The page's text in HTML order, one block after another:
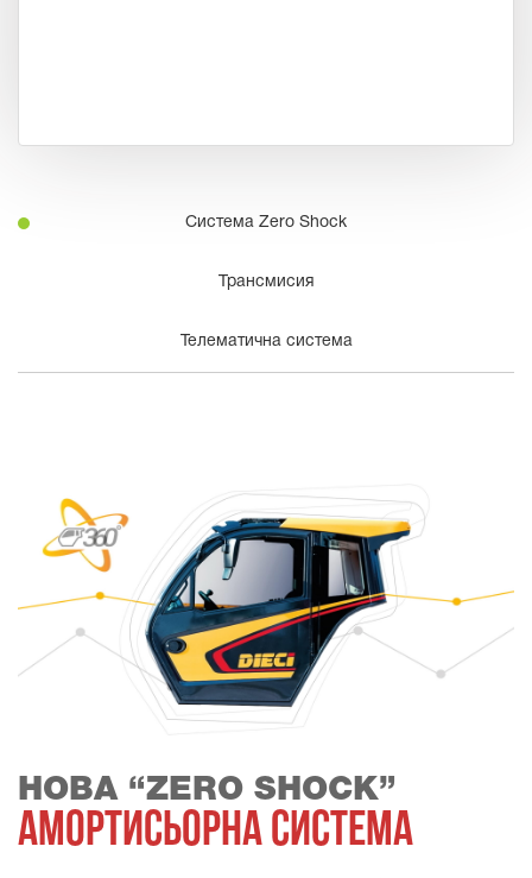
Система Zero Shock
Трансмисия
Телематична система
НОВА “ZERO SHOCK”
АМОРТИСЬОРНА СИСТЕМА